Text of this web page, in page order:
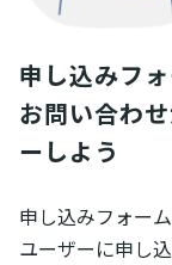
申し込みフ
お問い合わ
ーしよう
申し込みフォー
ユーザーに申し